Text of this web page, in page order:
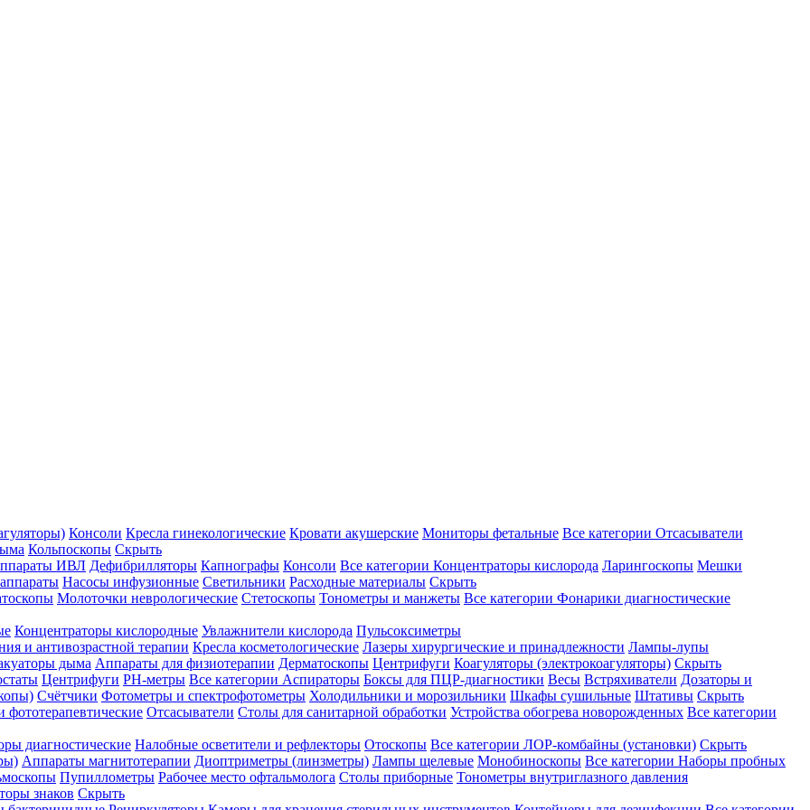
Консоли Кресла гинекологические Кровати акушерские Мониторы фетальные Все категории Отсасыватели
Кольпоскопы Скрыть
ИВЛ Дефибрилляторы Капнографы Консоли Все категории Концентраторы кислорода Ларингоскопы Мешки
Насосы инфузионные Светильники Расходные материалы Скрыть
Молоточки неврологические Стетоскопы Тонометры и манжеты Все категории Фонарики диагностические
Концентраторы кислородные Увлажнители кислорода Пульсоксиметры
и антивозрастной терапии Кресла косметологические Лазеры хирургические и принадлежности Лампы-лупы
дыма Аппараты для физиотерапии Дерматоскопы Центрифуги Коагуляторы (электрокоагуляторы) Скрыть
Центрифуги PH-метры Все категории Аспираторы Боксы для ПЦР-диагностики Весы Встряхиватели Дозаторы и
Счётчики Фотометры и спектрофотометры Холодильники и морозильники Шкафы сушильные Штативы Скрыть
фототерапевтические Отсасыватели Столы для санитарной обработки Устройства обогрева новорожденных Все категории
диагностические Налобные осветители и рефлекторы Отоскопы Все категории ЛОР-комбайны (установки) Скрыть
Аппараты магнитотерапии Диоптриметры (линзметры) Лампы щелевые Монобиноскопы Все категории Наборы пробных
Пупиллометры Рабочее место офтальмолога Столы приборные Тонометры внутриглазного давления
знаков Скрыть